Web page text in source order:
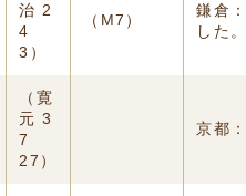
治 2
4
3）
（M7）
鎌倉
した
（寛
元 3
7
27）
京都